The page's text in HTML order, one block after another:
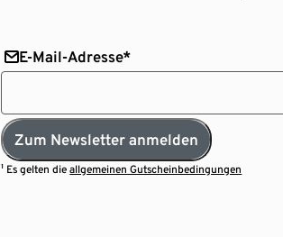
E-Mail-Adresse*
Zum Newsletter anmelden
¹ Es gelten dieallgemeinen Gutscheinbedingungen